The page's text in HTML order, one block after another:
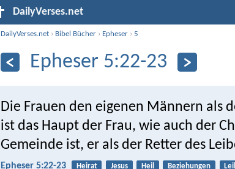
DailyVerses.net
DailyVerses.net › Bibel Bücher › Epheser ›5
Epheser 5:22-23
Die Frauen den eigenen Männern als
ist das Haupt der Frau, wie auch der
Gemeinde ist, er als der Retter des
Epheser 5:22-23 Heirat Jesus Heil Beziehungen